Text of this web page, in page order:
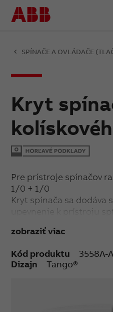
SPÍNAČE A OVLÁDAČE
Kryt
Pre prístroje spínačov
1/0 + 1/0
Kryt spínača sa dodáva
upevnenie k prístroju
zobraziť viac
Kód produktu
3558A-
Dizajn
Tango®